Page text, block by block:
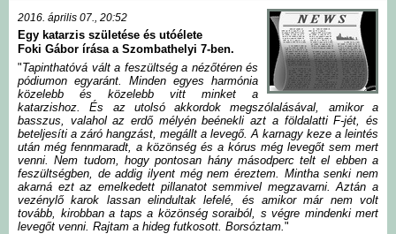
Karnagyaink
Kórustagok
Kiadványaink
Galéria
Kapcsolat
2016. április 07., 20:52
Egy katarzis születése és utóélete
Foki Gábor írása a Szombathelyi 7-ben.
"Tapinthatóvá vált a feszültség a nézőtéren és
pódiumon egyaránt. Minden egyes harmónia
közelebb és közelebb vitt minket a
katarzishoz. És az utolsó akkordok megszólalásával, amikor a
basszus, valahol az erdő mélyén beénekli azt a földalatti F-jét, és
beteljesíti a záró hangzást, megállt a levegő. A karnagy keze a leintés
után még fennmaradt, a közönség és a kórus még levegőt sem mert
venni. Nem tudom, hogy pontosan hány másodperc telt el ebben a
feszültségben, de addig ilyent még nem éreztem. Mintha senki nem
akarná ezt az emelkedett pillanatot semmivel megzavarni. Aztán a
vezénylő karok lassan elindultak lefelé, és amikor már nem volt
tovább, kirobban a taps a közönség soraiból, s végre mindenki mert
levegőt venni. Rajtam a hideg futkosott. Borsóztam."